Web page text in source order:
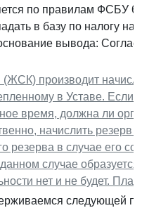
по правилам ФСБУ
в базу по налогу
вывода:
производит
в Уставе.
время, должна ли
начислить
резерва в случае его
случае
нет и не будет.
следующей